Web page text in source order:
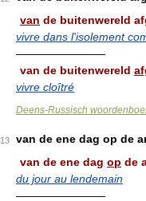
van de buitenwereld
vivre dans l'isolement
————————
van de buitenwereld
vivre cloîtré
Deens-Russisch
13
van de ene dag op de
van de ene dag op de
du jour au lendemain
————————